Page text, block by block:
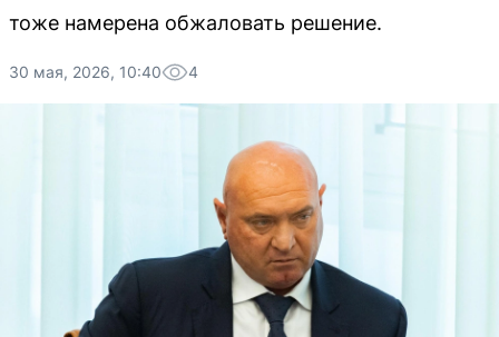
тоже намерена обжаловать решение.
30 мая, 2026, 10:40 4